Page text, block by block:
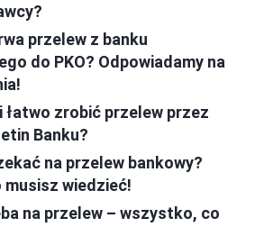
przelew z banku
do PKO? Odpowiadamy na
łatwo zrobić przelew przez
Banku?
na przelew bankowy?
musisz wiedzieć!
na przelew – wszystko, co